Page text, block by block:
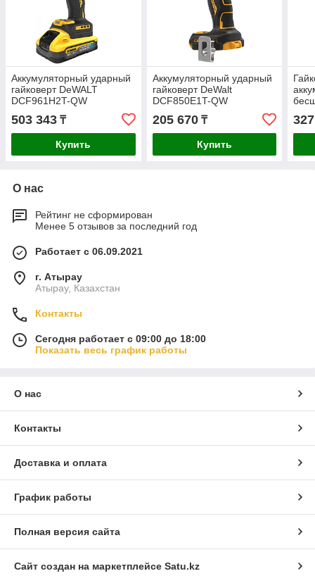
Аккумуляторный ударный
гайковерт DeWALT
DCF961H2T-QW
503 343 ₸
Купить
Аккумуляторный ударный
гайковерт DeWalt
DCF850E1T-QW
205 670₸
Купить
О нас
Рейтинг не сформирован
Менее 5 отзывов за последний год
Работает с 06.09.2021
г. Атырау
Атырау, Казахстан
Контакты
Сегодня работает с 09:00 до 18:00
Показать весь график работы
О нас
Контакты
Доставка и оплата
График работы
Полная версия сайта
Сайт создан на маркетплейсе Satu.kz